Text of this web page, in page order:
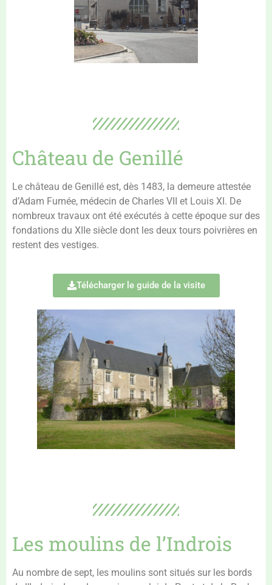
Château de Genillé
Le château de Genillé est, dès 1483, la demeure attestée
d’Adam Fumée, médecin de Charles VII et Louis XI. De
nombreux travaux ont été exécutés à cette époque sur des
fondations du XIIe siècle dont les deux tours poivrières en
restent des vestiges.
Télécharger le guide de la visite
Les moulins de l’Indrois
Au nombre de sept, les moulins sont situés sur les bords